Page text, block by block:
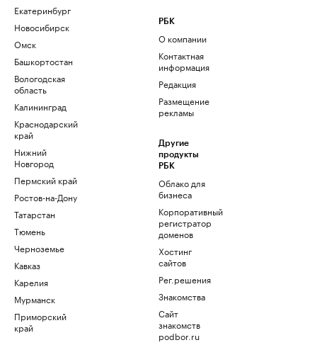
Екатеринбург
Новосибирск
Омск
Башкортостан
Вологодская
область
Калининград
Краснодарский
край
Нижний
Новгород
Пермский край
Ростов-на-Дону
Татарстан
Тюмень
Черноземье
Кавказ
Карелия
Мурманск
Приморский
край
РБК
О компании
Контактная
информация
Редакция
Размещение
рекламы
Другие
продукты
РБК
Облако для
бизнеса
Корпоративный
регистратор
доменов
Хостинг
сайтов
Рег.решения
Знакомства
Сайт
знакомств
podbor.ru